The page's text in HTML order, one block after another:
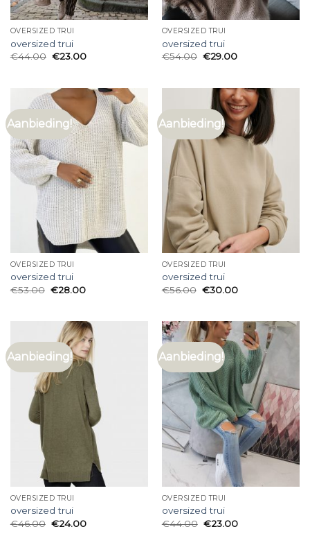
OVERSIZED TRUI
oversized trui
€44.00 €23.00
OVERSIZED TRUI
oversized trui
€54.00 €29.00
Aanbieding!
OVERSIZED TRUI
oversized trui
€53.00 €28.00
Aanbieding!
OVERSIZED TRUI
oversized trui
€56.00 €30.00
Aanbieding!
OVERSIZED TRUI
oversized trui
€46.00 €24.00
Aanbieding!
OVERSIZED TRUI
oversized trui
€44.00 €23.00